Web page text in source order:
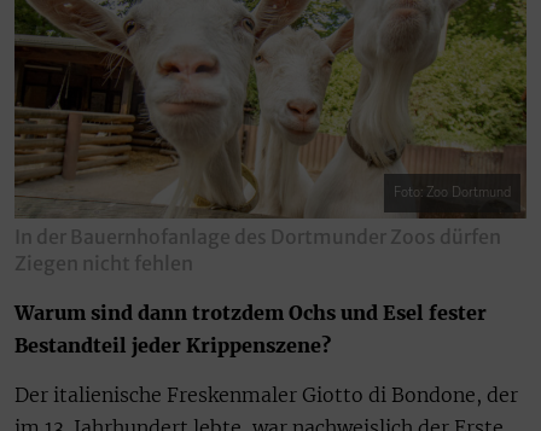
Foto: Zoo Dortmund
In der Bauernhofanlage des Dortmunder Zoos dürfen
Ziegen nicht fehlen
Warum sind dann trotzdem Ochs und Esel fester
Bestandteil jeder Krippenszene?
Der italienische Freskenmaler Giotto di Bondone, der